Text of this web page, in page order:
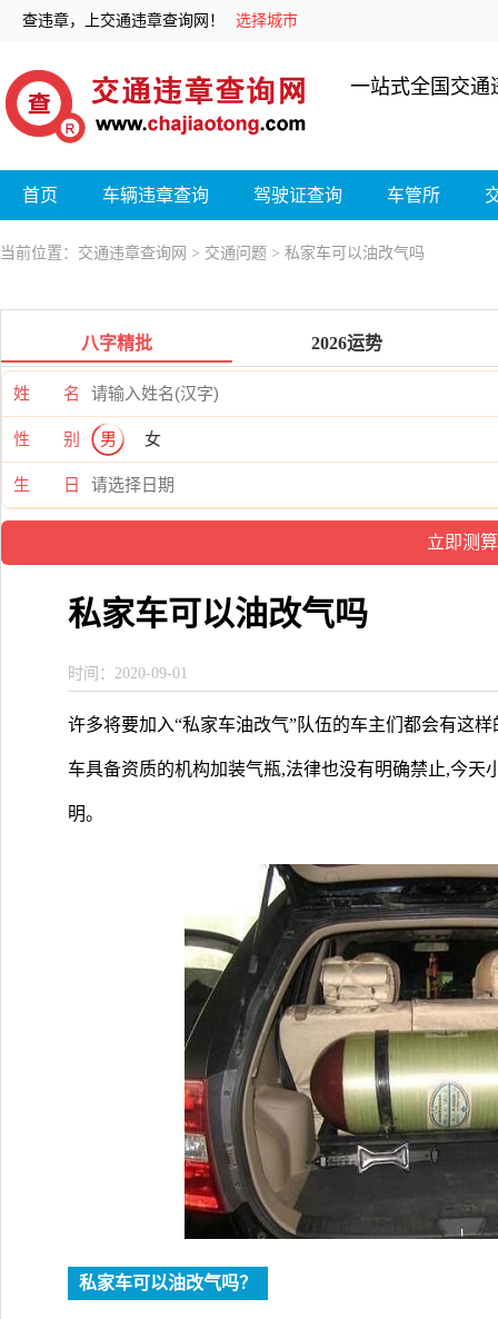
查违章，上交通违章查询网！ 选择城市
一站式全国交通
首页 车辆违章查询 驾驶证查询 车管所
当前位置： 交通违章查询网 > 交通问题 > 私家车可以油改气吗
八字精批 2026运势
姓 名
性 别 男 女
生 日
私家车可以油改气吗
时间：2020-09-01
许多将要加入“私家车油改气”队伍的车主们都会有这
车具备资质的机构加装气瓶,法律也没有明确禁止,今
明。
私家车可以油改气吗？